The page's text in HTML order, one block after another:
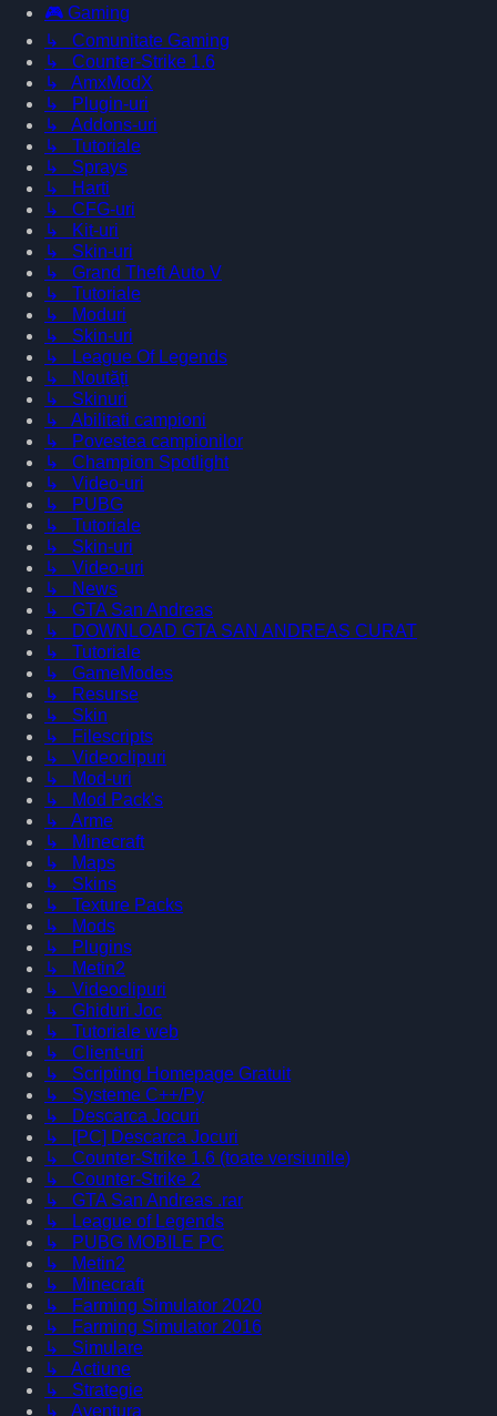
🎮 Gaming
↳ Comunitate Gaming
↳ Counter-Strike 1.6
↳ AmxModX
↳ Plugin-uri
↳ Addons-uri
↳ Tutoriale
↳ Sprays
↳ Harti
↳ CFG-uri
↳ Kit-uri
↳ Skin-uri
↳ Grand Theft Auto V
↳ Tutoriale
↳ Moduri
↳ Skin-uri
↳ League Of Legends
↳ Noutăți
↳ Skinuri
↳ Abilitati campioni
↳ Povestea campionilor
↳ Champion Spotlight
↳ Video-uri
↳ PUBG
↳ Tutoriale
↳ Skin-uri
↳ Video-uri
↳ News
↳ GTA San Andreas
↳ DOWNLOAD GTA SAN ANDREAS CURAT
↳ Tutoriale
↳ GameModes
↳ Resurse
↳ Skin
↳ Filescripts
↳ Videoclipuri
↳ Mod-uri
↳ Mod Pack's
↳ Arme
↳ Minecraft
↳ Maps
↳ Skins
↳ Texture Packs
↳ Mods
↳ Plugins
↳ Metin2
↳ Videoclipuri
↳ Ghiduri Joc
↳ Tutoriale web
↳ Client-uri
↳ Scripting Homepage Gratuit
↳ Systeme C++/Py
↳ Descarca Jocuri
↳ [PC] Descarca Jocuri
↳ Counter-Strike 1.6 (toate versiunile)
↳ Counter-Strike 2
↳ GTA San Andreas .rar
↳ League of Legends
↳ PUBG MOBILE PC
↳ Metin2
↳ Minecraft
↳ Farming Simulator 2020
↳ Farming Simulator 2016
↳ Simulare
↳ Actiune
↳ Strategie
↳ Aventura